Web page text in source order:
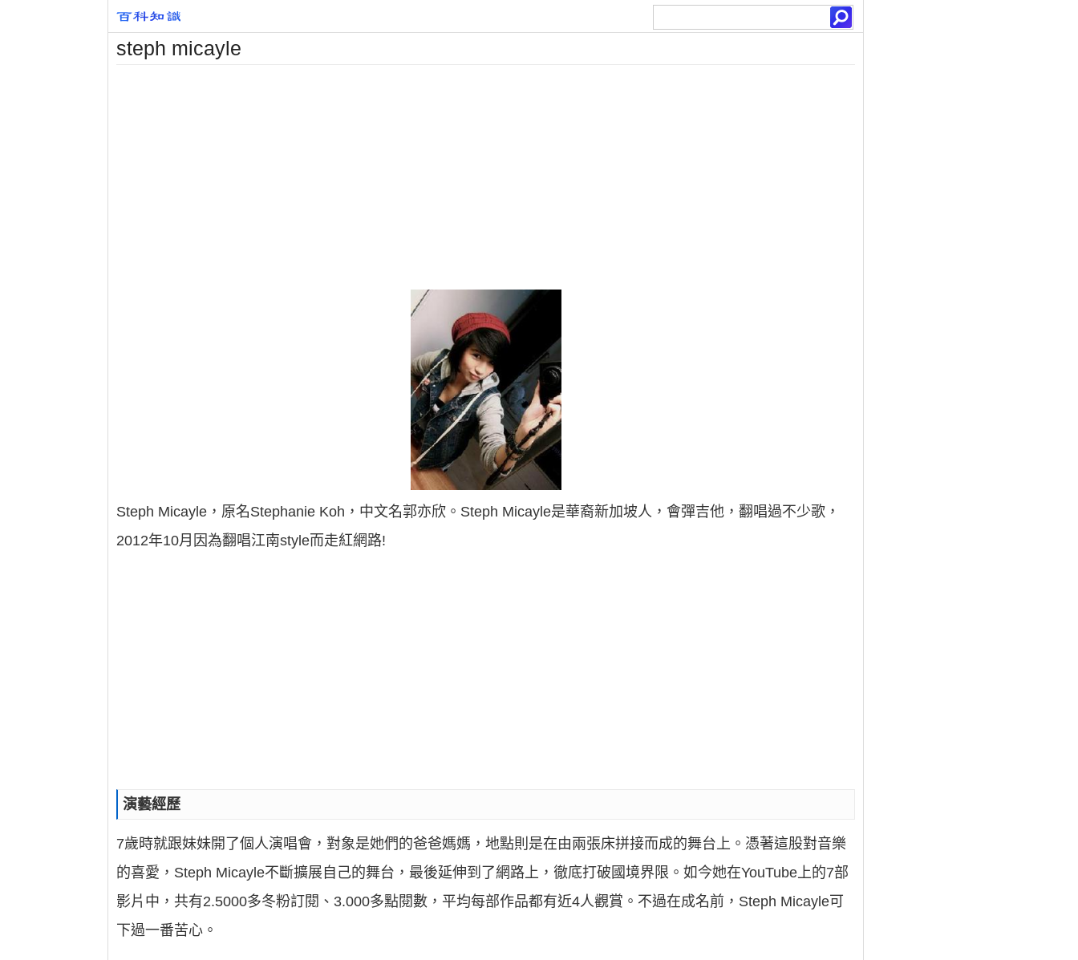
steph micayle
Steph Micayle，原名Stephanie Koh，中文名郭亦欣。Steph Micayle是華裔新加坡人，會彈吉他，翻唱過不少歌，
2012年10月因為翻唱江南style而走紅網路!
演藝經歷
7歲時就跟妹妹開了個人演唱會，對象是她們的爸爸媽媽，地點則是在由兩張床拼接而成的舞台上。憑著這股對音樂
的喜愛，Steph Micayle不斷擴展自己的舞台，最後延伸到了網路上，徹底打破國境界限。如今她在YouTube上的7部
影片中，共有2.5000多冬粉訂閱、3.000多點閱數，平均每部作品都有近4人觀賞。不過在成名前，Steph Micayle可
下過一番苦心。